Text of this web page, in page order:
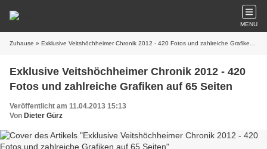
MENU
Zuhause » Exklusive Veitshöchheimer Chronik 2012 - 420 Fotos und zahlreiche Grafiken auf 65 Seiten
Exklusive Veitshöchheimer Chronik 2012 - 420
Fotos und zahlreiche Grafiken auf 65 Seiten
Veröffentlicht am 11.04.2013 15:13
Von Dieter Gürz